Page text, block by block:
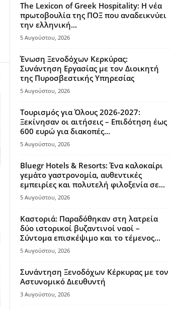
The Lexicon of Greek Hospitality: Η νέα
πρωτοβουλία της ΠΟΞ που αναδεικνύει
την ελληνική...
5 Αυγούστου, 2026
Ένωση Ξενοδόχων Κερκύρας:
Συνάντηση Εργασίας με τον Διοικητή
της Πυροσβεστικής Υπηρεσίας
5 Αυγούστου, 2026
Τουρισμός για Όλους 2026-2027:
Ξεκίνησαν οι αιτήσεις – Επιδότηση έως
600 ευρώ για διακοπές...
5 Αυγούστου, 2026
Bluegr Hotels & Resorts: Ένα καλοκαίρι
γεμάτο γαστρονομία, αυθεντικές
εμπειρίες και πολυτελή φιλοξενία σε...
5 Αυγούστου, 2026
Καστοριά: Παραδόθηκαν στη λατρεία
δύο ιστορικοί βυζαντινοί ναοί –
Σύντομα επισκέψιμο και το τέμενος...
5 Αυγούστου, 2026
Συνάντηση Ξενοδόχων Κέρκυρας με τον
Αστυνομικό Διευθυντή
3 Αυγούστου, 2026